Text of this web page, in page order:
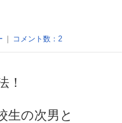
｜ コメント数：2
！
生の次男と